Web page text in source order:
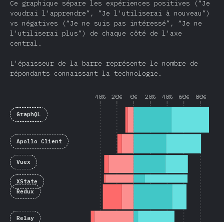
Ce graphique sépare les expériences positives (“Je
voudrai l'apprendre”, ”Je l'utiliserai à nouveau”)
vs négatives (“Je ne suis pas intéressé”, “Je ne
l'utiliserai plus”) de chaque côté de l'axe
central.
L'épaisseur de la barre représente le nombre de
répondants connaissant la technologie.
40% 20% 0% 20% 40% 60% 80%
GraphQL
Apollo Client
Vuex
XState
Redux
Relay